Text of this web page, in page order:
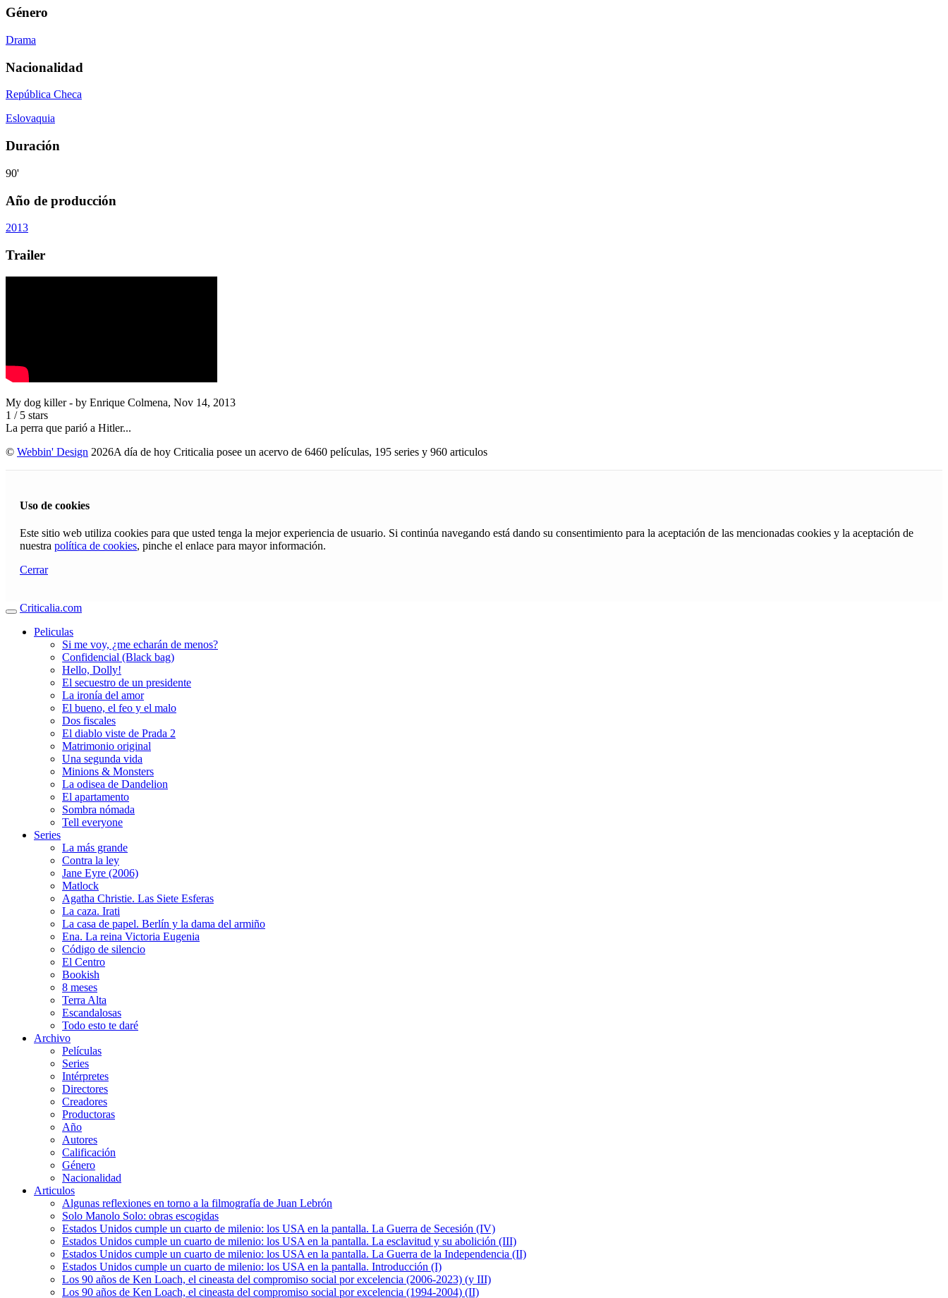
Género
Drama
Nacionalidad
República Checa
Eslovaquia
Duración
90'
Año de producción
2013
Trailer
My dog killer- by Enrique Colmena, Nov 14, 2013
1 / 5 stars
La perra que parió a Hitler...
© Webbin' Design 2026A día de hoy Criticalia posee un acervo de 6460 películas, 195 series y 960 articulos
Uso de cookies
Este sitio web utiliza cookies para que usted tenga la mejor experiencia de usuario. Si continúa navegando está dando su consentimiento para la aceptación de las mencionadas cookies y la aceptación de
nuestra política de cookies, pinche el enlace para mayor información.
Cerrar
Criticalia.com
Peliculas
Si me voy, ¿me echarán de menos?
Confidencial (Black bag)
Hello, Dolly!
El secuestro de un presidente
La ironía del amor
El bueno, el feo y el malo
Dos fiscales
El diablo viste de Prada 2
Matrimonio original
Una segunda vida
Minions & Monsters
La odisea de Dandelion
El apartamento
Sombra nómada
Tell everyone
Series
La más grande
Contra la ley
Jane Eyre (2006)
Matlock
Agatha Christie. Las Siete Esferas
La caza. Irati
La casa de papel. Berlín y la dama del armiño
Ena. La reina Victoria Eugenia
Código de silencio
El Centro
Bookish
8 meses
Terra Alta
Escandalosas
Todo esto te daré
Archivo
Películas
Series
Intérpretes
Directores
Creadores
Productoras
Año
Autores
Calificación
Género
Nacionalidad
Articulos
Algunas reflexiones en torno a la filmografía de Juan Lebrón
Solo Manolo Solo: obras escogidas
Estados Unidos cumple un cuarto de milenio: los USA en la pantalla. La Guerra de Secesión (IV)
Estados Unidos cumple un cuarto de milenio: los USA en la pantalla. La esclavitud y su abolición (III)
Estados Unidos cumple un cuarto de milenio: los USA en la pantalla. La Guerra de la Independencia (II)
Estados Unidos cumple un cuarto de milenio: los USA en la pantalla. Introducción (I)
Los 90 años de Ken Loach, el cineasta del compromiso social por excelencia (2006-2023) (y III)
Los 90 años de Ken Loach, el cineasta del compromiso social por excelencia (1994-2004) (II)